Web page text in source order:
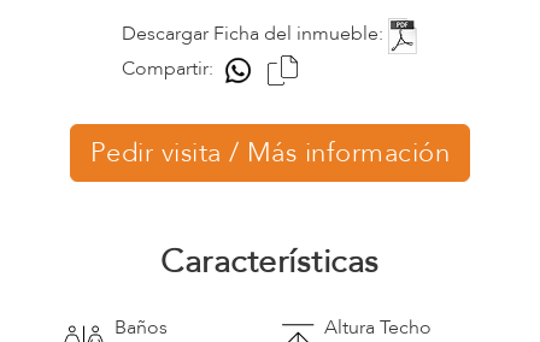
Descargar Ficha del inmueble:
Compartir:
Pedir visita / Más información
Características
Baños
Altura Techo